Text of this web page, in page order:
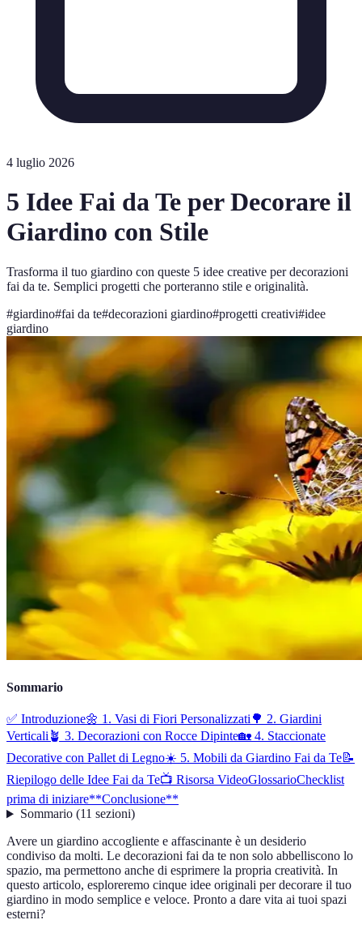
4 luglio 2026
5 Idee Fai da Te per Decorare il
Giardino con Stile
Trasforma il tuo giardino con queste 5 idee creative per decorazioni
fai da te. Semplici progetti che porteranno stile e originalità.
#giardino#fai da te#decorazioni giardino#progetti creativi#idee
giardino
Sommario
✅ Introduzione🌼 1. Vasi di Fiori Personalizzati🌳 2. Giardini
Verticali🪴 3. Decorazioni con Rocce Dipinte🏡 4. Staccionate
Decorative con Pallet di Legno☀️ 5. Mobili da Giardino Fai da Te📝
Riepilogo delle Idee Fai da Te📺 Risorsa VideoGlossarioChecklist
prima di iniziare**Conclusione**
Sommario(11 sezioni)
Avere un giardino accogliente e affascinante è un desiderio
condiviso da molti. Le decorazioni fai da te non solo abbelliscono lo
spazio, ma permettono anche di esprimere la propria creatività. In
questo articolo, esploreremo cinque idee originali per decorare il tuo
giardino in modo semplice e veloce. Pronto a dare vita ai tuoi spazi
esterni?